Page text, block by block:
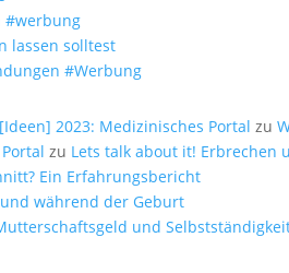
#werbung
lassen solltest
#Werbung
2023: Medizinisches Portal zu
zu Lets talk about it! Erbrechen
Ein Erfahrungsbericht
während der Geburt
und